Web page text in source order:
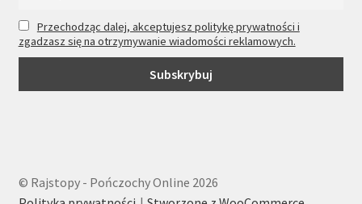
Przechodząc dalej, akceptujesz politykę prywatności i
zgadzasz się na otrzymywanie wiadomości reklamowych.
© Rajstopy - Pończochy Online 2026